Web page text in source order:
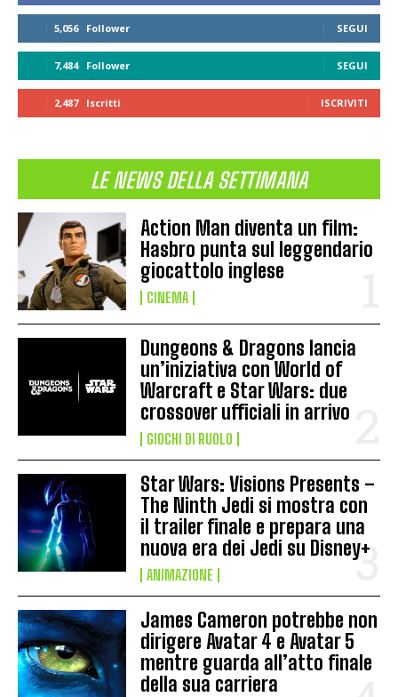
5,056 Follower SEGUI
7,484 Follower SEGUI
2,487 Iscritti ISCRIVITI
LE NEWS DELLA SETTIMANA
Action Man diventa un film:
Hasbro punta sul leggendario
giocattolo inglese
CINEMA
Dungeons & Dragons lancia
un’iniziativa con World of
Warcraft e Star Wars: due
crossover ufficiali in arrivo
GIOCHI DI RUOLO
Star Wars: Visions Presents –
The Ninth Jedi si mostra con
il trailer finale e prepara una
nuova era dei Jedi su Disney+
ANIMAZIONE
James Cameron potrebbe non
dirigere Avatar 4 e Avatar 5
mentre guarda all’atto finale
della sua carriera